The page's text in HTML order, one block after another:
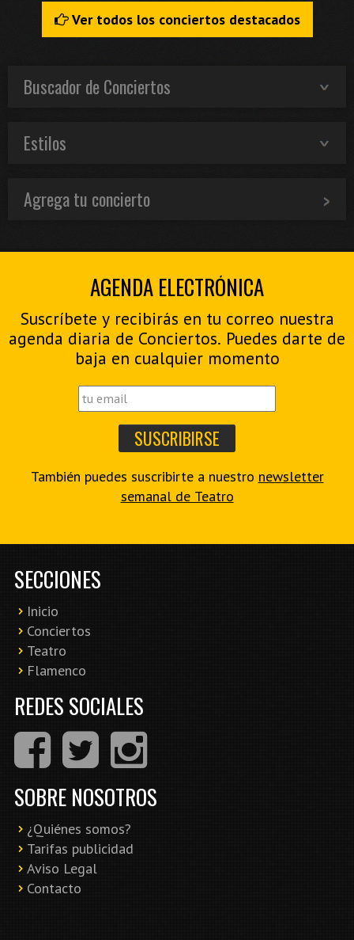
Ver todos los conciertos destacados
Buscador de Conciertos
Estilos
Agrega tu concierto
AGENDA ELECTRÓNICA
Suscríbete y recibirás en tu correo nuestra
agenda diaria de Conciertos. Puedes darte de
baja en cualquier momento
También puedes suscribirte a nuestro newsletter
semanal de Teatro
SECCIONES
Inicio
Conciertos
Teatro
Flamenco
REDES SOCIALES
SOBRE NOSOTROS
¿Quiénes somos?
Tarifas publicidad
Aviso Legal
Contacto